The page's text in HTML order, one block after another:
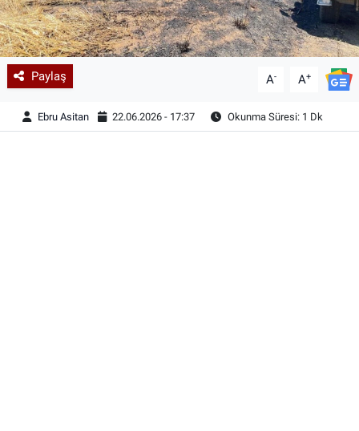
Paylaş A- A+
Ebru Asitan 22.06.2026 - 17:37 Okunma Süresi: 1 Dk